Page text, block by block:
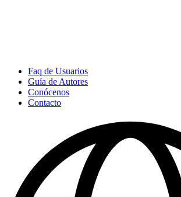
Faq de Usuarios
Guía de Autores
Conócenos
Contacto